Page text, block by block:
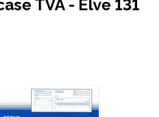
TVA - Elve 131